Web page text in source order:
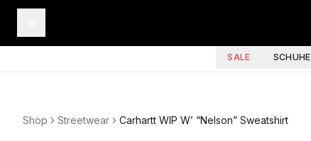
SALE SCHUHE
Shop Streetwear Carhartt WIP W’ “Nelson” Sweatshirt